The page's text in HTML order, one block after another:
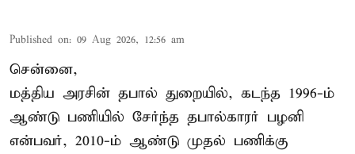
Published on: 09 Aug 2026, 12:56 am
சென்னை,
மத்திய அரசின் தபால் துறையில், கடந்த 1996-ம்
ஆண்டு பணியில் சேர்ந்த தபால்காரர் பழனி
என்பவர், 2010-ம் ஆண்டு முதல் பணிக்கு